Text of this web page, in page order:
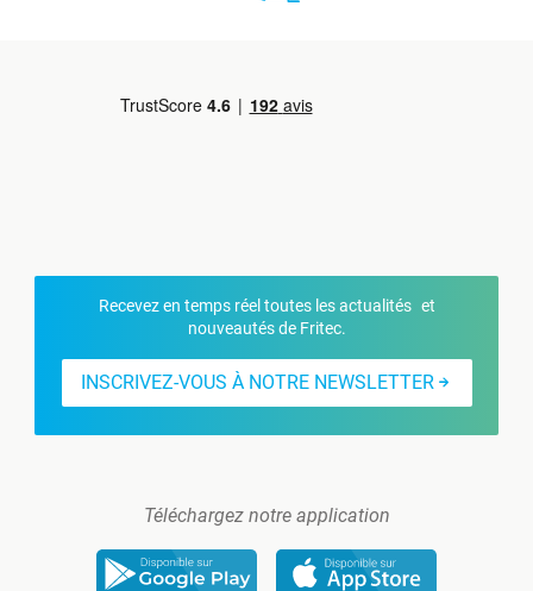
Recevez en temps réel toutes les actualités et
nouveautés de Fritec.
INSCRIVEZ-VOUS À NOTRE NEWSLETTER
Téléchargez notre application